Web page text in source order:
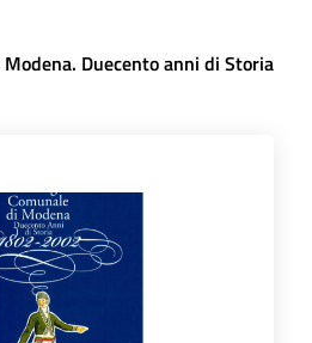
Duecento anni di Storia